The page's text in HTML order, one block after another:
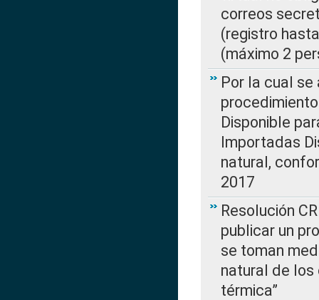
correos
(registro
(máximo 2
Por la cual
Disponible
Importadas
natural,
2017
Resolución
publicar un
se toman
natural de los
térmica”